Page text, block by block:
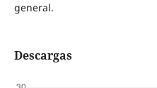
general.
Descargas